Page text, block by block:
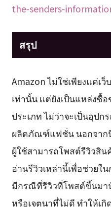
the-senders-
สรุป
Amazon ไม่ใช่เพียงแค่เ
เท่านั้น แต่ยังเป็นแหล่งซื้
ประเภท ไม่ว่าจะเป็นอุป
ผลิตภัณฑ์แฟชั่น นอกจาก
ผู้ใช้สามารถโพสต์รีวิวสิน
อ่านรีวิวเหล่านี้เพื่อช่วย
มีกรณีที่รีวิวที่โพสต์ขึ้นมา
หรือเจตนาที่ไม่ดี ทำให้เ